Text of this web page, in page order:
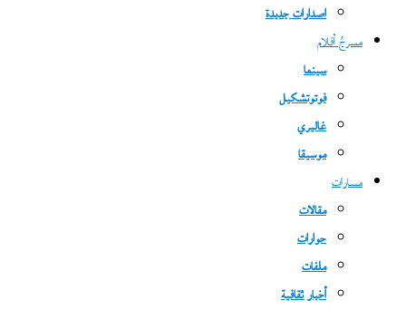
اصدارات جديدة
مسرحُ أفلام
سينما
فوتوتشكيل
غاليري
موسيقا
مسارات
مقالات
حوارات
ملفات
أخبار ثقافية